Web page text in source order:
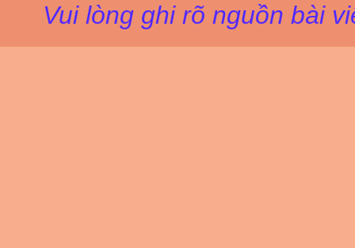
Vui lòng ghi rõ nguồn bài